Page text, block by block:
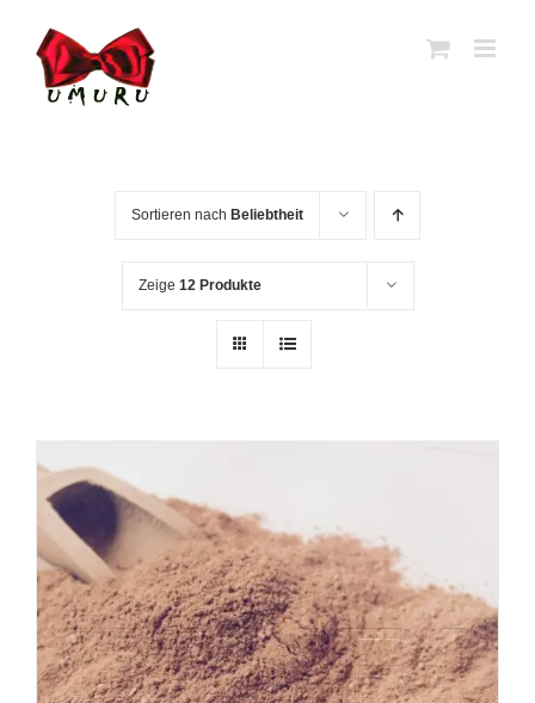
Inhalt
springen
Sortieren nach Beliebtheit
Zeige 12 Produkte